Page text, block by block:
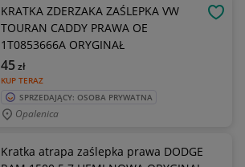
KRATKA ZDERZAKA ZAŚLEPKA VW
TOURAN CADDY PRAWA OE
1T0853666A ORYGINAŁ
KUP TERAZ
45zł
SPRZEDAJĄCY: OSOBA PRYWATNA
Opalenica
Kratka atrapa zaślepka prawa DODGE